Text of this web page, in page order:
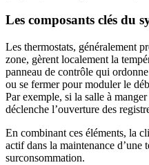
Les composants clés du
Les thermostats, généralement
zone, gèrent localement la
panneau de contrôle qui
ou se fermer pour moduler le
Par exemple, si la salle à
déclenche l’ouverture des
En combinant ces éléments, la
actif dans la maintenance d’une
surconsommation.